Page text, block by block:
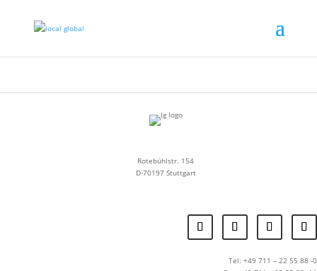
Rotebühlstr. 154
D-70197 Stuttgart
Tel: +49 711 – 22 55 88 -0